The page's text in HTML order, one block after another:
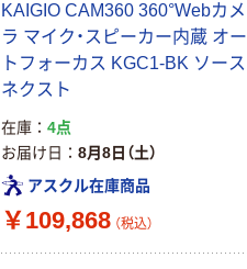
KAIGIO CAM360 360°Webカメ
ラ マイク・スピーカー内蔵 オー
トフォーカス KGC1-BK ソース
ネクスト
在庫
4点
お届け日
8月8日（土）
アスクル在庫商品
￥109,868 （税込）